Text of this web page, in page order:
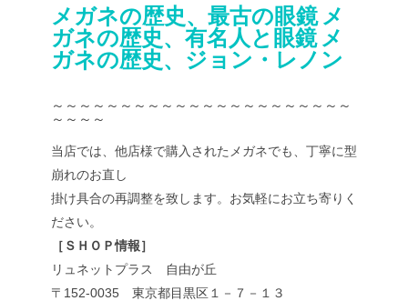
メガネの歴史、最古の眼鏡 メ
ガネの歴史、有名人と眼鏡 メ
ガネの歴史、ジョン・レノン
～～～～～～～～～～～～～～～～～～～～～～
～～～～
当店では、他店様で購入されたメガネでも、丁寧に型
崩れのお直し
掛け具合の再調整を致します。お気軽にお立ち寄りく
ださい。
［ＳＨＯＰ情報］
リュネットプラス 自由が丘
〒152-0035 東京都目黒区１－７－１３